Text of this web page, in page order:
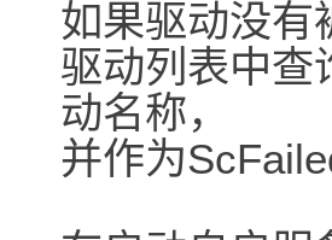
如果驱动没有
驱动列表中查
动名称，
并作为